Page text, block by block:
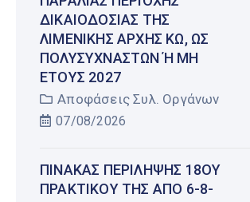
ΔΙΚΑΙΟΔΟΣΊΑΣ ΤΗΣ
ΛΙΜΕΝΙΚΉΣ ΑΡΧΉΣ ΚΩ, ΩΣ
ΠΟΛΥΣΎΧΝΑΣΤΩΝ Ή ΜΗ Έ
ΤΟΥΣ 2027
Αποφάσεις Συλ. Οργάνων
07/08/2026
ΠΊΝΑΚΑΣ ΠΕΡΊΛΗΨΗΣ 18ΟΥ
ΠΡΑΚΤΙΚΟΎ ΤΗΣ ΑΠΌ 6-8-